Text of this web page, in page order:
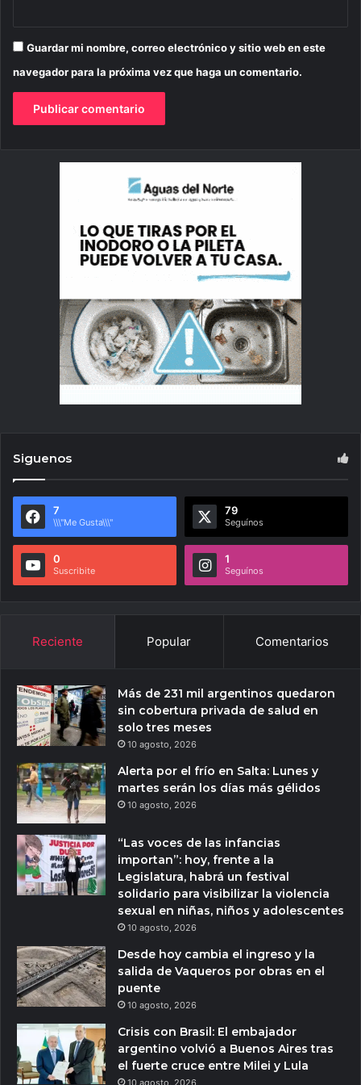
Guardar mi nombre, correo electrónico y sitio web en este
navegador para la próxima vez que haga un comentario.
Siguenos
7
\\\"Me Gusta\\\"
79
Seguínos
0
Suscribite
1
Seguínos
Reciente Popular Comentarios
Más de 231 mil argentinos quedaron
sin cobertura privada de salud en
solo tres meses
10 agosto, 2026
Alerta por el frío en Salta: Lunes y
martes serán los días más gélidos
10 agosto, 2026
“Las voces de las infancias
importan”: hoy, frente a la
Legislatura, habrá un festival
solidario para visibilizar la violencia
sexual en niñas, niños y adolescentes
10 agosto, 2026
Desde hoy cambia el ingreso y la
salida de Vaqueros por obras en el
puente
10 agosto, 2026
Crisis con Brasil: El embajador
argentino volvió a Buenos Aires tras
el fuerte cruce entre Milei y Lula
10 agosto, 2026